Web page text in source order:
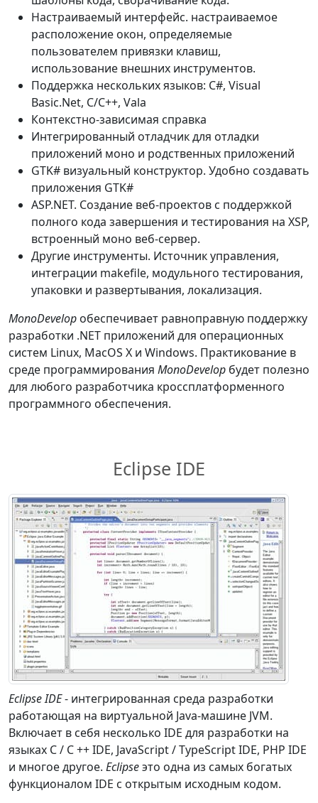
Настраиваемый интерфейс. настраиваемое
расположение окон, определяемые
пользователем привязки клавиш,
использование внешних инструментов.
Поддержка нескольких языков: C#, Visual
Basic.Net, C/C++, Vala
Контекстно-зависимая справка
Интегрированный отладчик для отладки
приложений моно и родственных приложений
GTK# визуальный конструктор. Удобно создавать
приложения GTK#
ASP.NET. Создание веб-проектов с поддержкой
полного кода завершения и тестирования на XSP,
встроенный моно веб-сервер.
Другие инструменты. Источник управления,
интеграции makefile, модульного тестирования,
упаковки и развертывания, локализация.
MonoDevelop обеспечивает равноправную поддержку
разработки .NET приложений для операционных
систем Linux, MacOS X и Windows. Практикование в
среде программирования MonoDevelop будет полезно
для любого разработчика кроссплатформенного
программного обеспечения.
Eclipse IDE
Eclipse IDE- интегрированная среда разработки
работающая на виртуальной Java-машине JVM.
Включает в себя несколько IDE для разработки на
языках C / C ++ IDE, JavaScript / TypeScript IDE, PHP IDE
и многое другое. Eclipseэто одна из самых богатых
функционалом IDE с открытым исходным кодом.